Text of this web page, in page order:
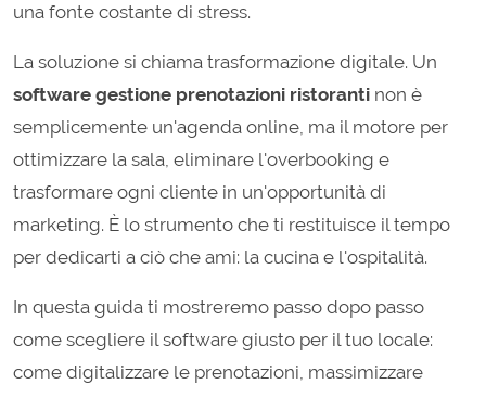
una fonte costante di stress.
La soluzione si chiama trasformazione digitale. Un
software gestione prenotazioni ristoranti non è
semplicemente un'agenda online, ma il motore per
ottimizzare la sala, eliminare l'overbooking e
trasformare ogni cliente in un'opportunità di
marketing. È lo strumento che ti restituisce il tempo
per dedicarti a ciò che ami: la cucina e l'ospitalità.
In questa guida ti mostreremo passo dopo passo
come scegliere il software giusto per il tuo locale:
come digitalizzare le prenotazioni, massimizzare